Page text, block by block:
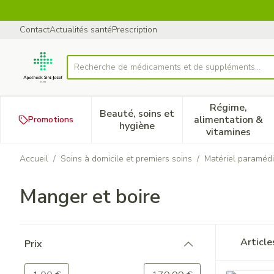
ContactActualités santéPrescription
Rechercher
Recherche de médicame
Promotions
Beauté, soins et
hygièneAfficher le sous-menu pour
Régime,
alimentation &
vitamines
Afficher
Accueil / Soins à domicile et premiers soins / Matériel
Manger et boire
Prix